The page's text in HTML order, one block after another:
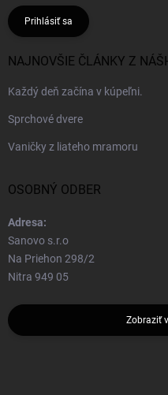
Prihlásiť sa
NAJNOVŠIE ČLÁNKY Z
Každý deň začína v kúpeľni.
Sprchové dvere
Vaničky z liateho mramoru
OSOBNÝ ODBER
Adresa:
Sanovo s.r.o
Na Priehon 298/2
Nitra 949 05
Zobraziť